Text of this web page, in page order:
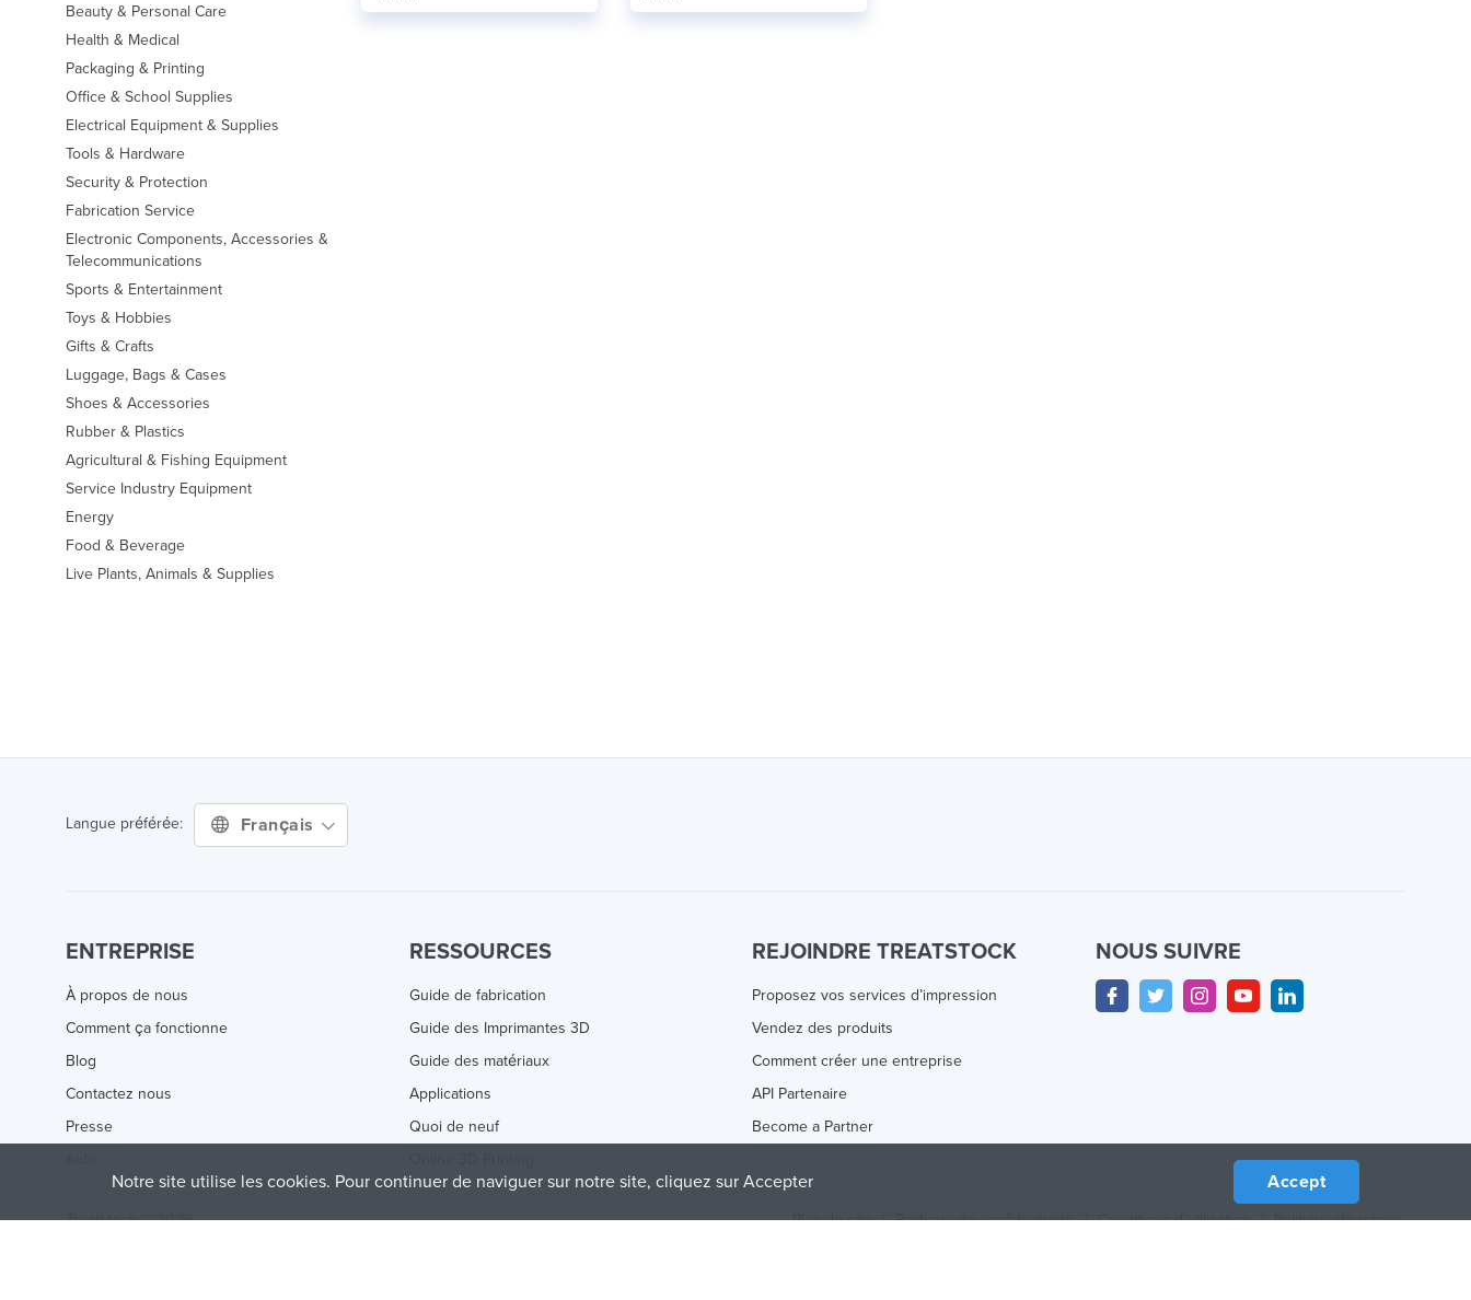
Beauty & Personal Care
Health & Medical
Packaging & Printing
Office & School Supplies
Electrical Equipment & Supplies
Tools & Hardware
Security & Protection
Fabrication Service
Electronic Components, Accessories &
Telecommunications
Sports & Entertainment
Toys & Hobbies
Gifts & Crafts
Luggage, Bags & Cases
Shoes & Accessories
Rubber & Plastics
Agricultural & Fishing Equipment
Service Industry Equipment
Energy
Food & Beverage
Live Plants, Animals & Supplies
Langue préférée: Français
ENTREPRISE
À propos de nous
Comment ça fonctionne
Blog
Contactez nous
Presse
RESSOURCES
Guide de fabrication
Guide des Imprimantes 3D
Guide des matériaux
Applications
Quoi de neuf
REJOINDRE TREATSTOCK
Proposez vos services d’impression
Vendez des produits
Comment créer une entreprise
API Partenaire
Become a Partner
NOUS SUIVRE
Treatstock © 2026 Plan de site / Politique de confidentialité / Conditions d'utilisation / Politique de retour
Notre site utilise les cookies. Pour continuer de naviguer sur notre site, cliquez sur Accepter Accept